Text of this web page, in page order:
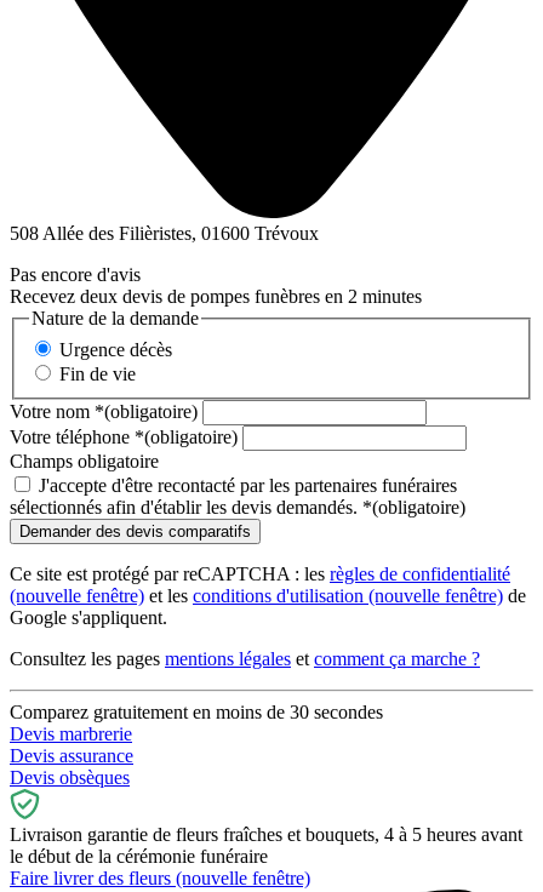
508 Allée des Filièristes, 01600 Trévoux
Pas encore d'avis
Recevez deux devis de pompes funèbres en 2 minutes
Nature de la demande
Urgence décès
Fin de vie
Votre nom *(obligatoire)
Votre téléphone *(obligatoire)
Champs obligatoire
J'accepte d'être recontacté par les partenaires funéraires
sélectionnés afin d'établir les devis demandés. *(obligatoire)
Ce site est protégé par reCAPTCHA : les règles de confidentialité
(nouvelle fenêtre) et les conditions d'utilisation (nouvelle fenêtre) de
Google s'appliquent.
Consultez les pages mentions légales et comment ça marche ?
Comparez gratuitement en moins de 30 secondes
Devis marbrerie
Devis assurance
Devis obsèques
Livraison garantie de fleurs fraîches et bouquets, 4 à 5 heures avant
le début de la cérémonie funéraire
Faire livrer des fleurs (nouvelle fenêtre)